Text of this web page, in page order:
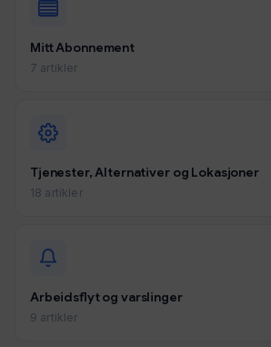
Mitt Abonnement
7 artikler
Tjenester, Alternativer og Lokasjoner
18 artikler
Arbeidsflyt og varslinger
9 artikler